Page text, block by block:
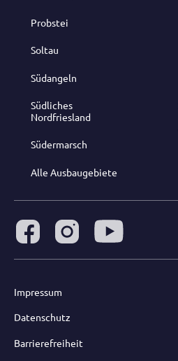
Probstei
Soltau
Südangeln
Südliches
Nordfriesland
Südermarsch
Alle Ausbaugebiete
Impressum
Datenschutz
Barrierefreiheit